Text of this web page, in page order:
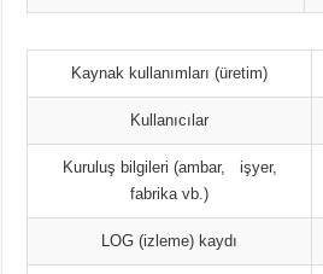
Kaynak kullanımları (üretim)
Kullanıcılar
Kuruluş bilgileri (ambar, işyer,
fabrika vb.)
LOG (izleme) kaydı